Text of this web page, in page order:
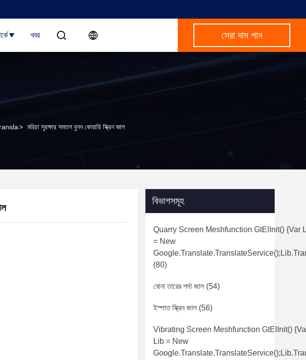
খবর সেরা দাম পান
> মরিচা সুরক্ষার সমতল বুনন কোয়ারি স্ক্রিন জাল
বিভাগসমূহ
Quarry Screen Meshfunction GtElInit() {var
= New
(80)
বোনা তারের পর্দা জাল (54)
ইস্পাত স্ক্রিন জাল (56)
Vibrating Screen Meshfunction GtElInit()
Lib = New